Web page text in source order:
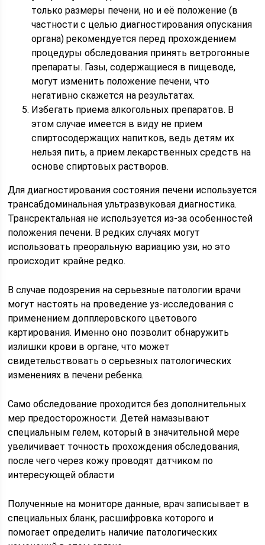
только размеры печени, но и её положение (в
частности с целью диагностирования опускания
органа) рекомендуется перед прохождением
процедуры обследования принять ветрогонные
препараты. Газы, содержащиеся в пищеводе,
могут изменить положение печени, что
негативно скажется на результатах.
Избегать приема алкогольных препаратов. В
этом случае имеется в виду не прием
спиртосодержащих напитков, ведь детям их
нельзя пить, а прием лекарственных средств на
основе спиртовых растворов.
Для диагностирования состояния печени используется
трансабдоминальная ультразвуковая диагностика.
Трансректальная не используется из-за особенностей
положения печени. В редких случаях могут
использовать преоральную вариацию узи, но это
происходит крайне редко.
В случае подозрения на серьезные патологии врачи
могут настоять на проведение уз-исследования с
применением допплеровского цветового
картирования. Именно оно позволит обнаружить
излишки крови в органе, что может
свидетельствовать о серьезных патологических
изменениях в печени ребенка.
Само обследование проходится без дополнительных
мер предосторожности. Детей намазывают
специальным гелем, который в значительной мере
увеличивает точность прохождения обследования,
после чего через кожу проводят датчиком по
интересующей области
Полученные на мониторе данные, врач записывает в
специальных бланк, расшифровка которого и
помогает определить наличие патологических